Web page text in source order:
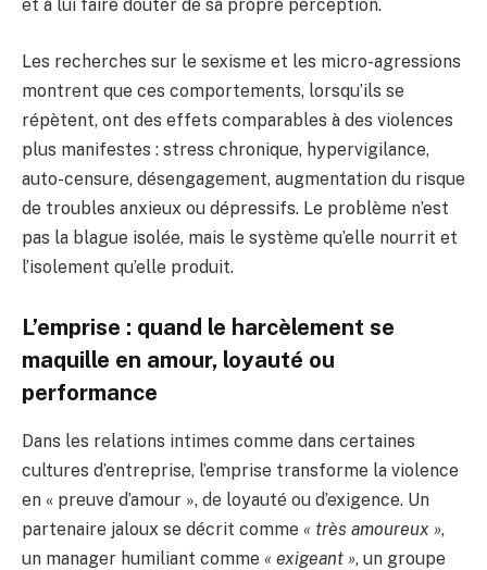
et à lui faire douter de sa propre perception.
Les recherches sur le sexisme et les micro-agressions
montrent que ces comportements, lorsqu’ils se
répètent, ont des effets comparables à des violences
plus manifestes : stress chronique, hypervigilance,
auto-censure, désengagement, augmentation du risque
de troubles anxieux ou dépressifs. Le problème n’est
pas la blague isolée, mais le système qu’elle nourrit et
l’isolement qu’elle produit.
L’emprise : quand le harcèlement se
maquille en amour, loyauté ou
performance
Dans les relations intimes comme dans certaines
cultures d’entreprise, l’emprise transforme la violence
en « preuve d’amour », de loyauté ou d’exigence. Un
partenaire jaloux se décrit comme « très amoureux »,
un manager humiliant comme « exigeant », un groupe